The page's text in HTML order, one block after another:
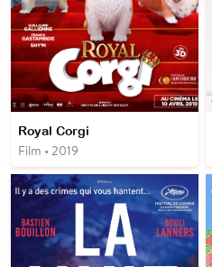
Royal Corgi
Film • 2019